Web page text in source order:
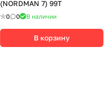
(NORDMAN 7) 99T
0 0 В наличии
В корзину